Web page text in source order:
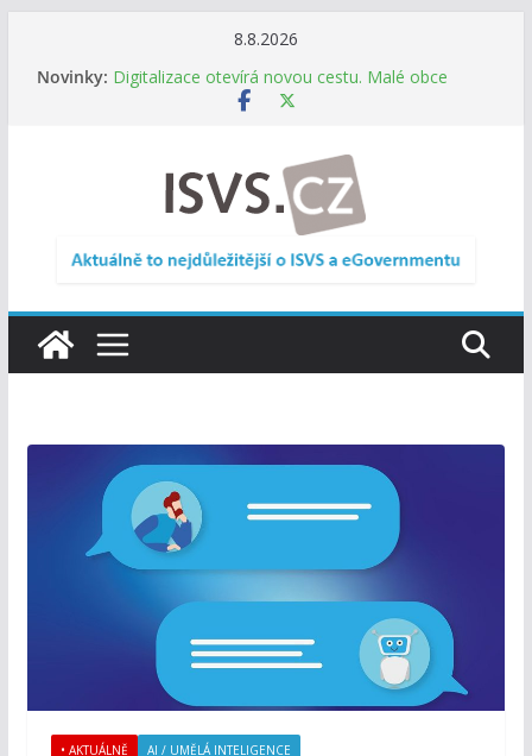
8.8.2026
Novinky: novou mobilní aplikaci
Digitalizace otevírá novou cestu. Malé obce
DIA: Stát poprvé v historii zapojuje širokou
veřejnost do testování digitálních služeb
DIA: Informační systém dlouhodobého řízení
(ISDŘ) je od července v plném provozu
RVIS – Výbor pro architekturu a řízení ICT
zveřejnil materiály z nového jednání
• AKTUÁLNĚ AI / UMĚLÁ INTELIGENCE